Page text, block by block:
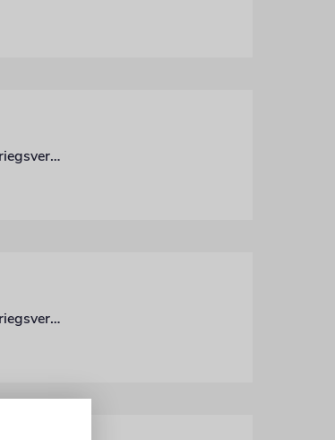
Unser Autor ist einer der letzten Journalisten, die in Kiew geblieben sind. Er dokumentiert die Kriegsverbrechen und appelliert an die internationale Gemeinschaft, endlich einzugreifen
Unser Autor ist einer der letzten Journalisten, die in Kiew geblieben sind. Er dokumentiert die Kriegsverbrechen und appelliert an die internationale Gemeinschaft, endlich einzugreifen